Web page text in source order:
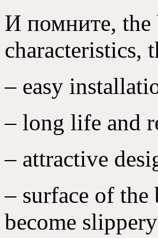
И помните, the
characteristics,
– easy
– long life and
– attractive
– surface of the
become slippery